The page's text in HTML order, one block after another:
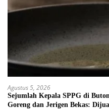
Agustus 5, 2026
Sejumlah Kepala SPPG di
Goreng dan Jerigen Bekas: